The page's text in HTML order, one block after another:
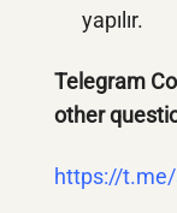
yapılır.
Telegram
other
https://